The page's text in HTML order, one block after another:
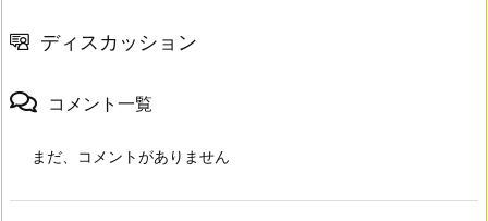
ディスカッション
コメント一覧
まだ、コメントがありません